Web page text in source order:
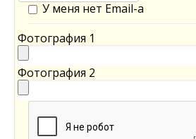
У меня нет Email-а
Фотография 1
Фотография 2